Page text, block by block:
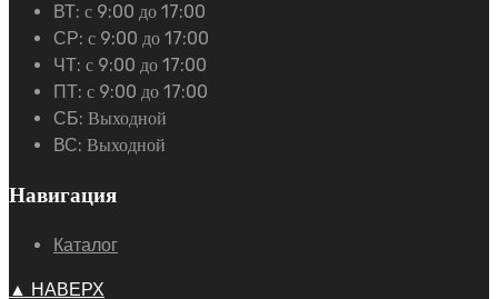
ВТ: с 9:00 до 17:00
СР: с 9:00 до 17:00
ЧТ: с 9:00 до 17:00
ПТ: с 9:00 до 17:00
СБ: Выходной
ВС: Выходной
Навигация
Каталог
▲ НАВЕРХ